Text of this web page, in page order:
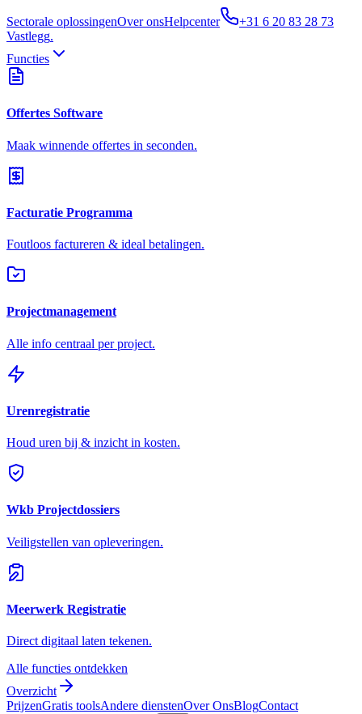
Sectorale oplossingenOver onsHelpcenter
+31 6 20 83 28 73
Vastlegg.
Functies
Offertes Software
Maak winnende offertes in seconden.
Facturatie Programma
Foutloos factureren & ideal betalingen.
Projectmanagement
Alle info centraal per project.
Urenregistratie
Houd uren bij & inzicht in kosten.
Wkb Projectdossiers
Veiligstellen van opleveringen.
Meerwerk Registratie
Direct digitaal laten tekenen.
Alle functies ontdekken
Overzicht
PrijzenGratis toolsAndere dienstenOver OnsBlogContact